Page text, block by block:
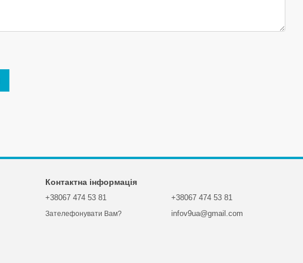
Контактна інформація
+38067 474 53 81
Зателефонувати Вам?
+38067 474 53 81
infov9ua@gmail.com